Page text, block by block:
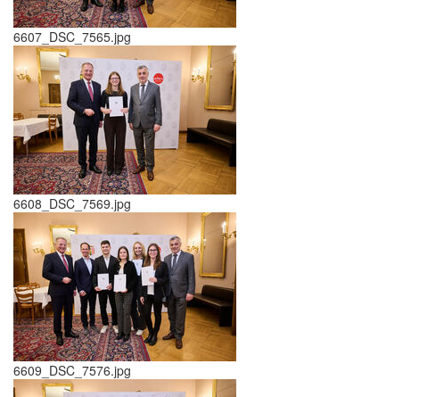
6607_DSC_7565.jpg
6608_DSC_7569.jpg
6609_DSC_7576.jpg